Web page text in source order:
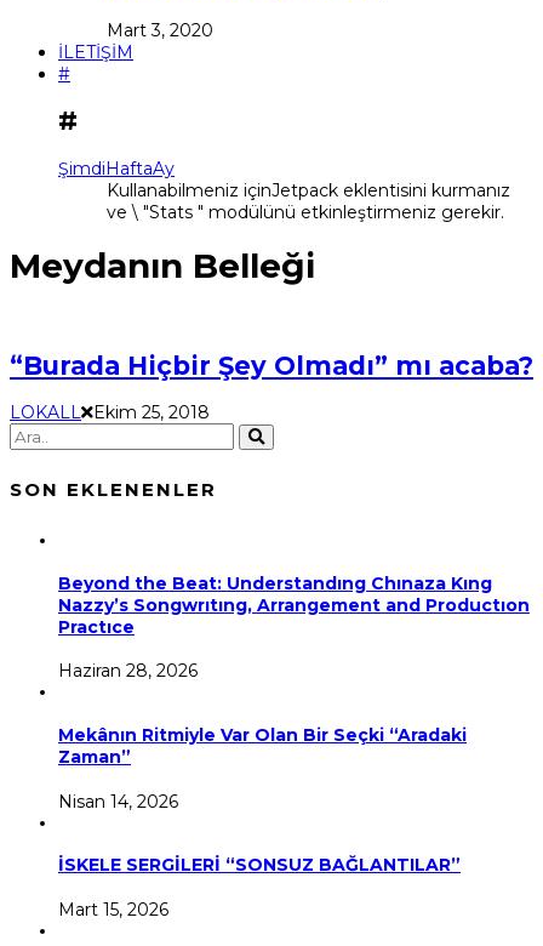
Mart 3, 2020
İLETİŞİM
#
#
ŞimdiHaftaAy
Kullanabilmeniz içinJetpack eklentisini kurmanız
ve \ "Stats " modülünü etkinleştirmeniz gerekir.
Meydanın Belleği
“Burada Hiçbir Şey Olmadı” mı acaba?
LOKALL Ekim 25, 2018
SON EKLENENLER
Beyond the Beat: Understandıng Chınaza Kıng
Nazzy’s Songwrıtıng, Arrangement and Productıon
Practıce
Haziran 28, 2026
Mekânın Ritmiyle Var Olan Bir Seçki “Aradaki
Zaman”
Nisan 14, 2026
İSKELE SERGİLERİ “SONSUZ BAĞLANTILAR”
Mart 15, 2026